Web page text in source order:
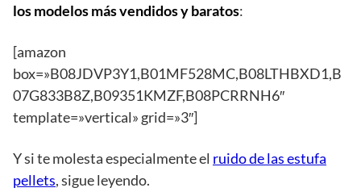
los modelos más vendidos y baratos:
[amazon
box=»B08JDVP3Y1,B01MF528MC,B08LTHBXD1,B
07G833B8Z,B09351KMZF,B08PCRRNH6″
template=»vertical» grid=»3″]
Y si te molesta especialmente el ruido de las estufa
pellets, sigue leyendo.